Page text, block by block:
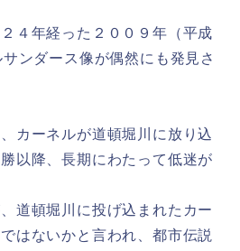
４年経った２００９年（平成
ンダース像が偶然にも発見さ
カーネルが道頓堀川に放り込
以降、長期にわたって低迷が
道頓堀川に投げ込まれたカー
はないかと言われ、都市伝説